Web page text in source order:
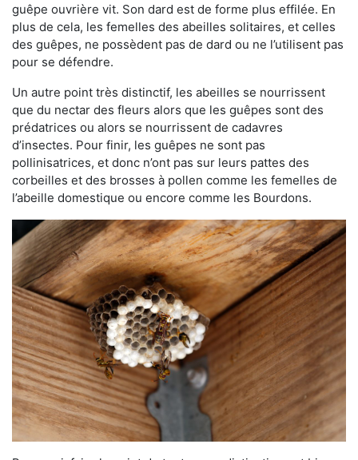
guêpe ouvrière vit. Son dard est de forme plus effilée. En
plus de cela, les femelles des abeilles solitaires, et celles
des guêpes, ne possèdent pas de dard ou ne l’utilisent pas
pour se défendre.
Un autre point très distinctif, les abeilles se nourrissent
que du nectar des fleurs alors que les guêpes sont des
prédatrices ou alors se nourrissent de cadavres
d’insectes. Pour finir, les guêpes ne sont pas
pollinisatrices, et donc n’ont pas sur leurs pattes des
corbeilles et des brosses à pollen comme les femelles de
l’abeille domestique ou encore comme les Bourdons.